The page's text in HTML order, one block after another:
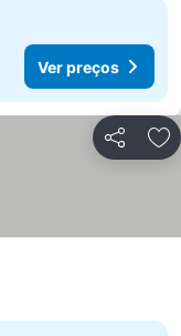
Ver preços
Partilhar